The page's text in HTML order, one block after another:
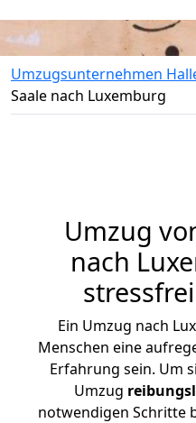
Umzugsunternehmen
Saale nach Luxemburg
Umzug
nach
Ein Umzug nach
Menschen eine
Erfahrung sein. Um
Umzug
notwendigen Schritte